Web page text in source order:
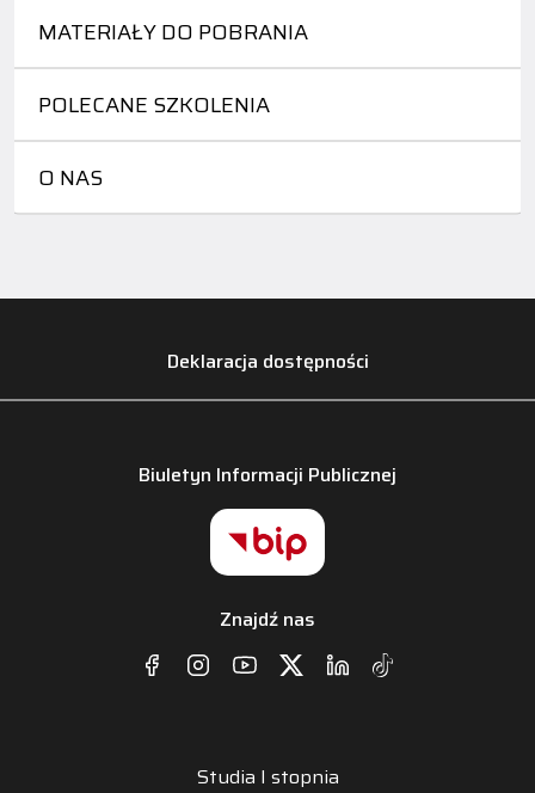
MATERIAŁY DO POBRANIA
POLECANE SZKOLENIA
O NAS
Deklaracja dostępności
Biuletyn Informacji Publicznej
Znajdź nas
Studia I stopnia